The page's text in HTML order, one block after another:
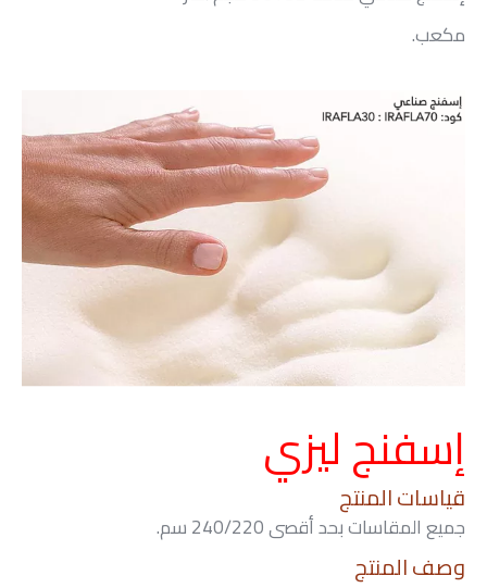
مكعب.
إسفنج ليزي
قياسات المنتج
جميع المقاسات بحد أقصى 240/220 سم.
وصف المنتج